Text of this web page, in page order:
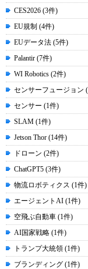
CES2026 (3件)
EU規制 (4件)
EUデータ法 (5件)
Palantir (7件)
WI Robotics (2件)
センサーフュージョン
センサー (1件)
SLAM (1件)
Jetson Thor (14件)
ドローン (2件)
ChatGPT5 (3件)
物流ロボティクス (1件)
エージェントAI (1件)
空飛ぶ自動車 (1件)
AI国家戦略 (1件)
トランプ大統領 (1件)
ブランディング (1件)